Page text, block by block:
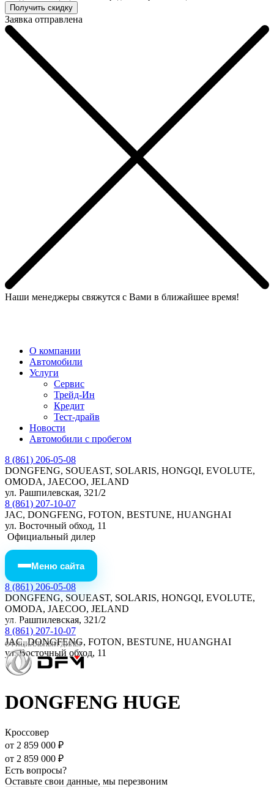
Заявка отправлена
Наши менеджеры свяжутся с Вами в ближайшее время!
О компании
Автомобили
Услуги
Сервис
Трейд-Ин
Кредит
Тест-драйв
Новости
Автомобили с пробегом
8 (861) 206-05-08
DONGFENG, SOUEAST, SOLARIS, HONGQI, EVOLUTE,
OMODA, JAECOO, JELAND
ул. Рашпилевская, 321/2
8 (861) 207-10-07
JAC, DONGFENG, FOTON, BESTUNE, HUANGHAI
ул. Восточный обход, 11
Официальный дилер
Меню сайта
8 (861) 206-05-08
DONGFENG, SOUEAST, SOLARIS, HONGQI, EVOLUTE,
OMODA, JAECOO, JELAND
ул. Рашпилевская, 321/2
8 (861) 207-10-07
JAC, DONGFENG, FOTON, BESTUNE, HUANGHAI
ул. Восточный обход, 11
МЕНЮ
ОФИЦИАЛЬНЫЙ ДИЛЕР
DONGFENG HUGE
Кроссовер
от 2 859 000 ₽
от 2 859 000 ₽
Есть вопросы?
Оставьте свои данные, мы перезвоним